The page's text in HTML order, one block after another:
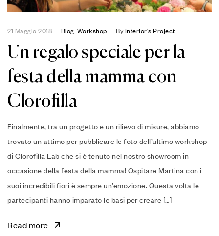
21 Maggio 2018 Blog Workshop ByInterior's Project
Un regalo speciale per la
festa della mamma con
Clorofilla
Finalmente, tra un progetto e un rilievo di misure, abbiamo
trovato un attimo per pubblicare le foto dell’ultimo workshop
di Clorofilla Lab che si è tenuto nel nostro showroom in
occasione della festa della mamma! Ospitare Martina con i
suoi incredibili fiori è sempre un’emozione. Questa volta le
partecipanti hanno imparato le basi per creare […]
Read more